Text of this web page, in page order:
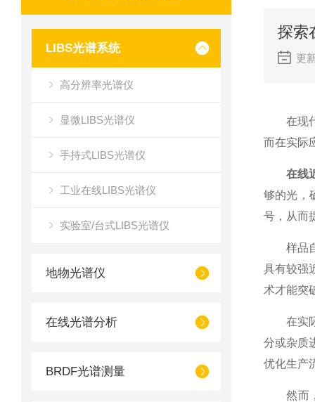
LIBS光谱系统
高分辨率光谱仪
显微LIBS光谱仪
手持式LIBS光谱仪
工业在线LIBS光谱仪
实验室/台式LIBS光谱仪
地物光谱仪
在线光谱分析
BRDF光谱测量
探索
更
在现代
而在实际
在线
够的光，
号，从而
样品自
具有较强
术才能突
在实际
分或杂质
优化生产
然而，